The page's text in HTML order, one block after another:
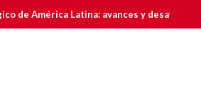
Latina: avances y desafíos